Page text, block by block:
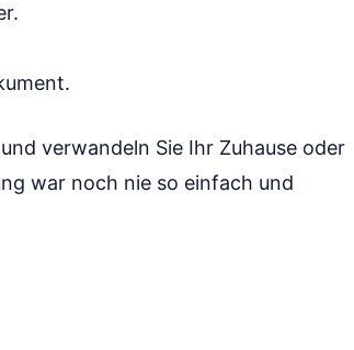
verwandeln Sie Ihr Zuhause oder
war noch nie so einfach und